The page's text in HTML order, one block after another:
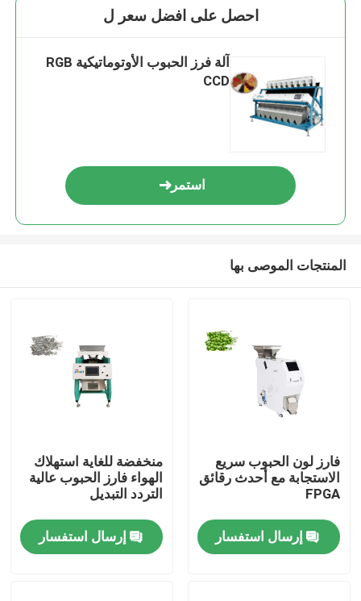
الصفحة الرئيسية
احصل على افضل سعر ل
آلة فرز الحبوب الأوتوماتيكية RGB
CCD
استمر
المنتجات الموصى بها
فارز لون الحبوب سريع
الاستجابة مع أحدث رقائق
FPGA
إرسال استفسار
منخفضة للغاية استهلاك
الهواء فارز الحبوب عالية
التردد التبديل
إرسال استفسار